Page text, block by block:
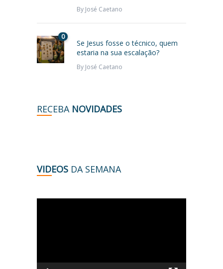
By José Caetano
0
Se Jesus fosse o técnico, quem
estaria na sua escalação?
By José Caetano
RECEBA NOVIDADES
VIDEOS DA SEMANA